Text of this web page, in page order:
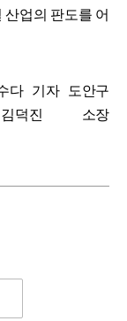
업의 판도를 어
다 기자 도안구
김덕진 소장